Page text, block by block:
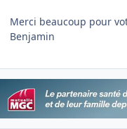
Merci beaucoup pour
Benjamin